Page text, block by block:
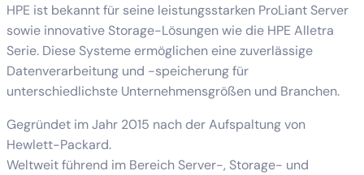
HPE ist bekannt für seine leistungsstarken ProLiant Server
sowie innovative Storage-Lösungen wie die HPE Alletra
Serie. Diese Systeme ermöglichen eine zuverlässige
Datenverarbeitung und -speicherung für
unterschiedlichste Unternehmensgrößen und Branchen.
Gegründet im Jahr 2015 nach der Aufspaltung von
Hewlett-Packard.
Weltweit führend im Bereich Server-, Storage- und